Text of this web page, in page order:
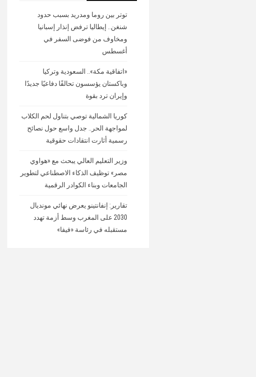
توتر بين روما ومدريد بسبب حدود
شنغن.. إيطاليا ترفض إنذار إسبانيا
ومخاوف من فوضى السفر في
أغسطس
«اتفاقية مكة».. السعودية وتركيا
وباكستان يؤسسون تحالفًا دفاعيًا جديدًا
وإيران ترد بقوة
كوريا الشمالية توصي بتناول لحم الكلاب
لمواجهة الحر.. جدل واسع حول نصائح
رسمية أثارت انتقادات حقوقية
وزير التعليم العالي يبحث مع «هواوي
مصر» توظيف الذكاء الاصطناعي لتطوير
الجامعات وبناء الكوادر الرقمية
تقارير: إنفانتينو يعرض نهائي مونديال
2030 على المغرب وسط أزمة تهدد
مستقبله في رئاسة «فيفا»